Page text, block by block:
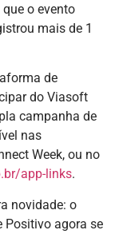
o evento
mais de 1
de
do Viasoft
campanha de
nas
Week, ou no
app-links.
novidade: o
Positivo agora se